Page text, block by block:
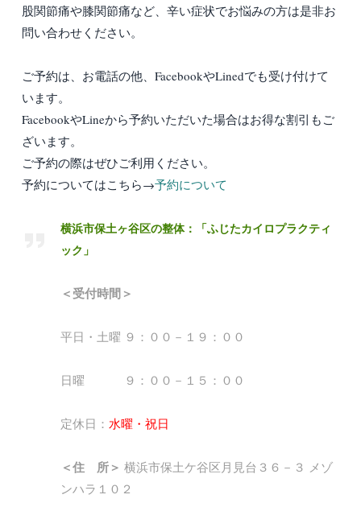
股関節痛や膝関節痛など、辛い症状でお悩みの方は是非お
問い合わせください。
ご予約は、お電話の他、FacebookやLinedでも受け付けて
います。
FacebookやLineから予約いただいた場合はお得な割引もご
ざいます。
ご予約の際はぜひご利用ください。
予約についてはこちら→予約について
横浜市保土ヶ谷区の整体：「ふじたカイロプラクティ
ック」
＜受付時間＞
平日・土曜 ９：００－１９：００
日曜 ９：００－１５：００
定休日： 水曜・祝日
＜住 所＞ 横浜市保土ケ谷区月見台３６－３ メゾ
ンハラ１０２